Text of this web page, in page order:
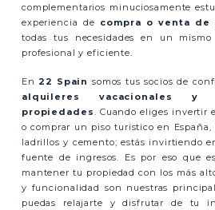
complementarios minuciosamente
experiencia de compra o venta de
todas tus necesidades en un
profesional y eficiente.
En 22 Spain somos tus socios de
alquileres vacacionales y
propiedades. Cuando eliges invertir
o comprar un piso turistico en España,
ladrillos y cemento; estás invirtiendo
fuente de ingresos. Es por eso que
mantener tu propiedad con los más
y funcionalidad son nuestras
puedas relajarte y disfrutar de tu